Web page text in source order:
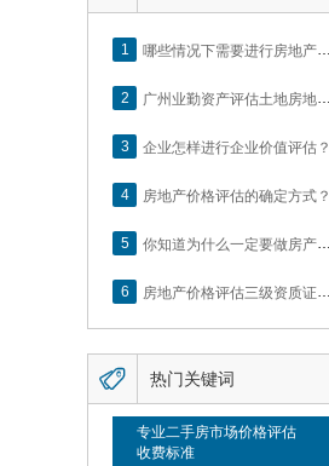
1 哪些情况下需要进行房地产评估？
2 广州业勤资产评估土地房地产估价有限公司网站正式上线！
3 企业怎样进行企业价值评估？
4 房地产价格评估的确定方式？
5 你知道为什么一定要做房产评估吗？随业勤小编来看看
6 房地产价格评估三级资质证书申办？你了解么？
 热门关键词
专业二手房市场价格评估
收费标准